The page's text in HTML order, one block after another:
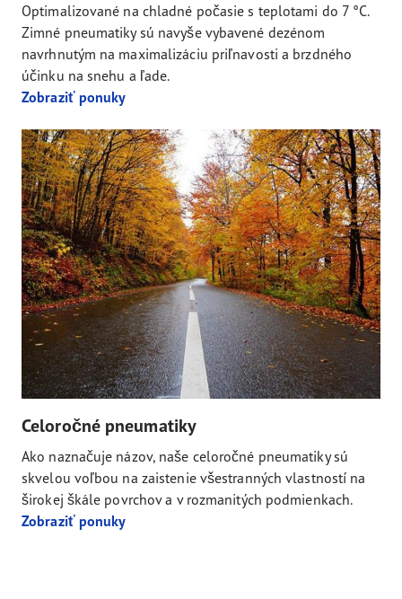
Optimalizované na chladné počasie s teplotami do 7 °C.
Zimné pneumatiky sú navyše vybavené dezénom
navrhnutým na maximalizáciu priľnavosti a brzdného
účinku na snehu a ľade.
Zobraziť ponuky
Celoročné pneumatiky
Ako naznačuje názov, naše celoročné pneumatiky sú
skvelou voľbou na zaistenie všestranných vlastností na
širokej škále povrchov a v rozmanitých podmienkach.
Zobraziť ponuky